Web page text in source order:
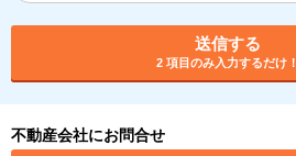
送信する
2 項目のみ入力するだけ！
不動産会社にお問合せ